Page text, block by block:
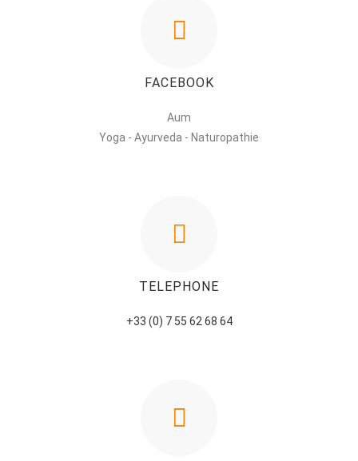
FACEBOOK
Aum
Yoga - Ayurveda - Naturopathie
TELEPHONE
+33 (0) 7 55 62 68 64